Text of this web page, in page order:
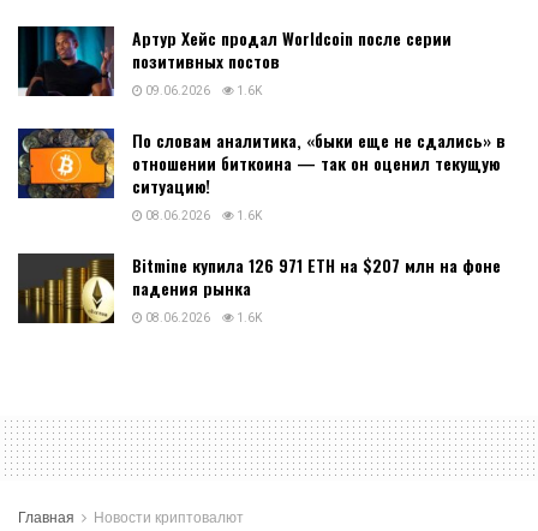
Артур Хейс продал Worldcoin после серии
позитивных постов
09.06.2026 1.6K
По словам аналитика, «быки еще не сдались» в
отношении биткоина — так он оценил текущую
ситуацию!
08.06.2026 1.6K
Bitmine купила 126 971 ETH на $207 млн на фоне
падения рынка
08.06.2026 1.6K
Главная Новости криптовалют